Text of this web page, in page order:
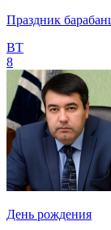
Праздник
ВТ
8
День рождения